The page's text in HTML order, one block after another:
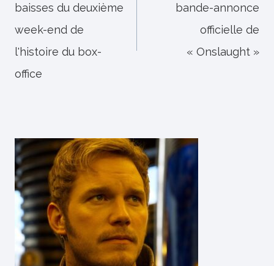
l’article
baisses du deuxième
week-end de
l'histoire du box-
office
bande-annonce
officielle de
« Onslaught »